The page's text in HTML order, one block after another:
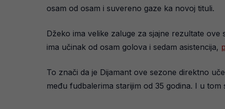
osam od osam i suvereno gaze ka novoj tituli.
Džeko ima velike zaluge za sjajne rezultate
ima učinak od osam golova i sedam asistencija,
To znači da je Dijamant ove sezone direktno
među fudbalerima starijim od 35 godina. I u